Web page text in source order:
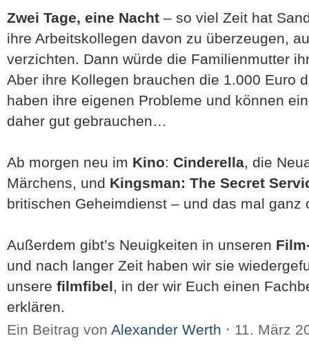
Zwei Tage, eine Nacht – so viel Zeit hat
ihre Arbeitskollegen davon zu überzeugen,
verzichten. Dann würde die Familienmutter
Aber ihre Kollegen brauchen die 1.000 Euro
haben ihre eigenen Probleme und können
daher gut gebrauchen…
Ab morgen neu im Kino: Cinderella, die
Märchens, und Kingsman: The Secret
britischen Geheimdienst – und das mal ganz
Außerdem gibt’s Neuigkeiten in unseren
und nach langer Zeit haben wir sie
unsere filmfibel, in der wir Euch einen
erklären.
Ein Beitrag von Alexander Werth ⋅ 11. März